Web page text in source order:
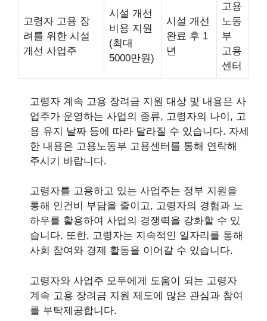
고령자 고용 장
려를 위한 시설
개선 사업주
시설 개선
비용 지원
(최대
5000만원)
시설 개선
완료 후 1
년
고용
노동
부
고용
센터
고령자 계속 고용 장려금 지원 대상 및 내용은 사
업주가 운영하는 사업의 종류, 고령자의 나이, 고
용 유지 날짜 등에 따라 달라질 수 있습니다. 자세
한 내용은 고용노동부 고용센터를 통해 연락해
주시기 바랍니다.
고령자를 고용하고 있는 사업주는 정부 지원을
통해 인건비 부담을 줄이고, 고령자의 경험과 노
하우를 활용하여 사업의 경쟁력을 강화할 수 있
습니다. 또한, 고령자는 지속적인 일자리를 통해
사회 참여와 경제 활동을 이어갈 수 있습니다.
고령자와 사업주 모두에게 도움이 되는 고령자
계속 고용 장려금 지원 제도에 많은 관심과 참여
를 부탁제공합니다.